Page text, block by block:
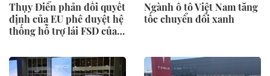
Thụy Điển phản đối quyết
định của EU phê duyệt hệ
thống hỗ trợ lái FSD của
Ngành ô tô Việt Nam tăng
tốc chuyển đổi xanh